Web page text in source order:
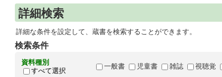
詳細検索
詳細な条件を設定して、蔵書を検索することができます。
検索条件
資料種別
すべて選択
一般書 児童書 雑誌 視聴覚